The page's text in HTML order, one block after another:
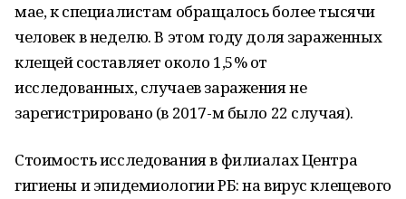
мае, к специалистам обращалось более тысячи
человек в неделю. В этом году доля зараженных
клещей составляет около 1,5% от
исследованных, случаев заражения не
зарегистрировано (в 2017-м было 22 случая).
Стоимость исследования в филиалах Центра
гигиены и эпидемиологии РБ: на вирус клещевого